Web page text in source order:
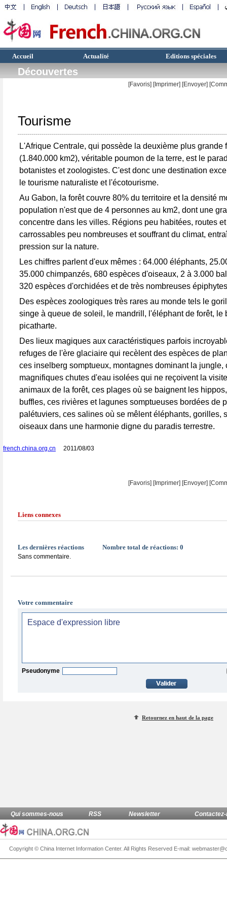
Accueil Actualité Editions spéciales
Découvertes
[Favoris] [Imprimer] [Envoyer]
Tourisme
L'Afrique Centrale, qui possède la deuxième plus grande
(1.840.000 km2), véritable poumon de la terre, est le
botanistes et zoologistes. C'est donc une destination
le tourisme naturaliste et l'écotourisme.
Au Gabon, la forêt couvre 80% du territoire et la densité
population n'est que de 4 personnes au km2, dont une
concentre dans les villes. Régions peu habitées, routes
carrossables peu nombreuses et souffrant du climat,
pression sur la nature.
Les chiffres parlent d'eux mêmes : 64.000 éléphants,
35.000 chimpanzés, 680 espèces d'oiseaux, 2 à 3.000
320 espèces d'orchidées et de très nombreuses
Des espèces zoologiques très rares au monde tels le
singe à queue de soleil, le mandrill, l'éléphant de forêt, le
picatharte.
Des lieux magiques aux caractéristiques parfois
refuges de l'ère glaciaire qui recèlent des espèces de
ces inselberg somptueux, montagnes dominant la jungle,
magnifiques chutes d'eau isolées qui ne reçoivent la
animaux de la forêt, ces plages où se baignent les
buffles, ces rivières et lagunes somptueuses bordées de
palétuviers, ces salines où se mêlent éléphants, gorilles,
oiseaux dans une harmonie digne du paradis terrestre.
french.china.org.cn 2011/08/03
[Favoris] [Imprimer] [Envoyer]
Liens connexes
Les dernières réactions Nombre total de réactions: 0
Sans commentaire.
Votre commentaire
Pseudonyme
Retournez en haut de la page